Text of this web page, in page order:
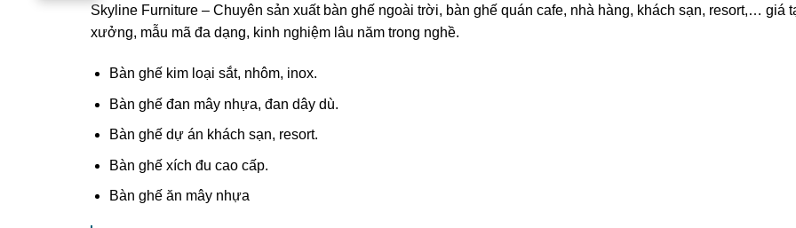
Skyline Furniture – Chuyên sản xuất bàn ghế ngoài trời, bàn ghế quán cafe, nhà hàng, khách sạn, resort,… giá
xưởng, mẫu mã đa dạng, kinh nghiệm lâu năm trong nghề.
Bàn ghế kim loại sắt, nhôm, inox.
Bàn ghế đan mây nhựa, đan dây dù.
Bàn ghế dự án khách sạn, resort.
Bàn ghế xích đu cao cấp.
Bàn ghế ăn mây nhựa